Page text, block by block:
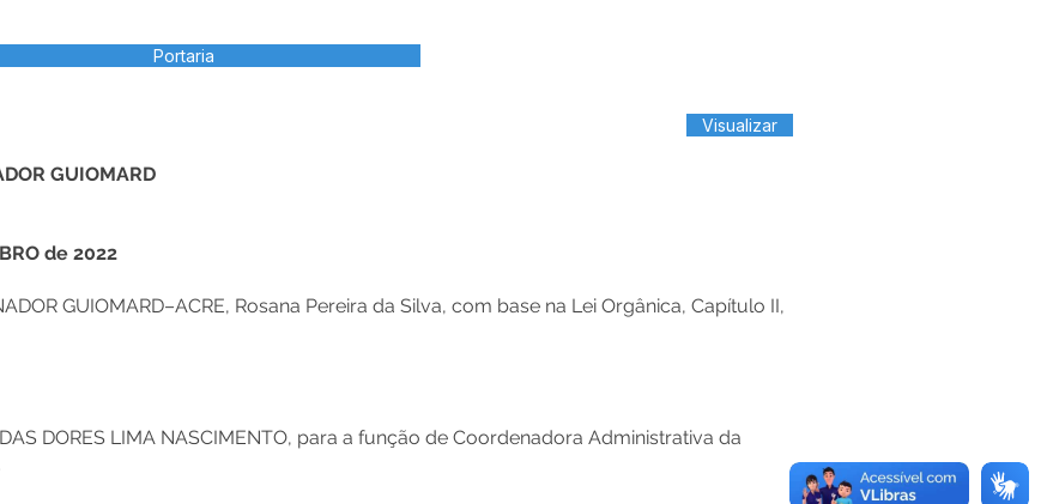
Portaria
Visualizar
GUIOMARD
de 2022
GUIOMARD–ACRE, Rosana Pereira da Silva, com base na Lei Orgânica, Capítulo II,
DORES LIMA NASCIMENTO, para a função de Coordenadora Administrativa da